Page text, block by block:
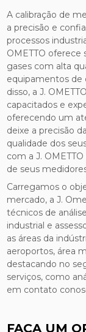
A calibração de
a precisão e
processos
OMETTO oferece
gases com alta
equipamentos de
disso, a J.
capacitados e
oferecendo um
deixe a precisão
qualidade dos
com a J.
de seus
Carregamos o
mercado, a J.
técnicos de
industrial e
as áreas da
aeroportos, área
destacando no
serviços, como
em contato
FAÇA UM